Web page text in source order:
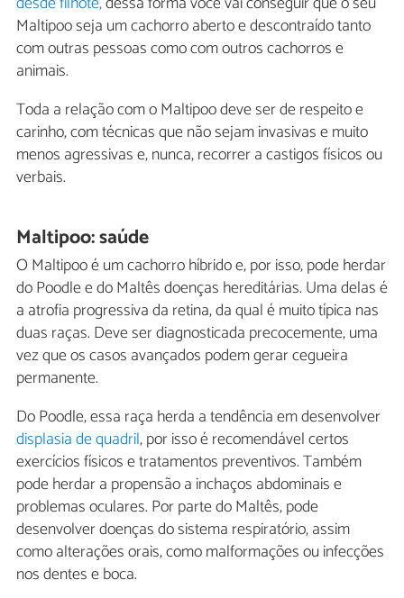
Maltipoo seja um cachorro aberto e descontraído tanto
com outras pessoas como com outros cachorros e
animais.
Toda a relação com o Maltipoo deve ser de respeito e
carinho, com técnicas que não sejam invasivas e muito
menos agressivas e, nunca, recorrer a castigos físicos ou
verbais.
Maltipoo: saúde
O Maltipoo é um cachorro híbrido e, por isso, pode herdar
do Poodle e do Maltês doenças hereditárias. Uma delas é
a atrofia progressiva da retina, da qual é muito típica nas
duas raças. Deve ser diagnosticada precocemente, uma
vez que os casos avançados podem gerar cegueira
permanente.
Do Poodle, essa raça herda a tendência em desenvolver
displasia de quadril, por isso é recomendável certos
exercícios físicos e tratamentos preventivos. Também
pode herdar a propensão a inchaços abdominais e
problemas oculares. Por parte do Maltês, pode
desenvolver doenças do sistema respiratório, assim
como alterações orais, como malformações ou infecções
nos dentes e boca.